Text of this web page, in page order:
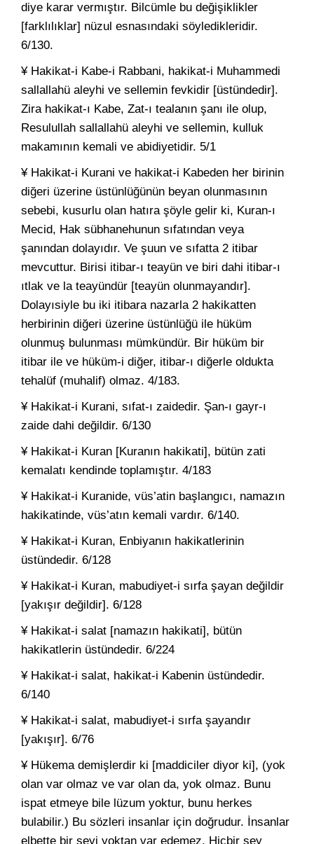
diye karar vermıştır. Bilcümle bu değişiklikler
[farklılıklar] nüzul esnasındaki söyledikleridir.
6/130.
¥ Hakikat-i Kabe-i Rabbani, hakikat-i Muhammedi
sallallahü aleyhi ve sellemin fevkidir [üstündedir].
Zira hakikat-ı Kabe, Zat-ı tealanın şanı ile olup,
Resulullah sallallahü aleyhi ve sellemin, kulluk
makamının kemali ve abidiyetidir. 5/1
¥ Hakikat-i Kurani ve hakikat-i Kabeden her birinin
diğeri üzerine üstünlüğünün beyan olunmasının
sebebi, kusurlu olan hatıra şöyle gelir ki, Kuran-ı
Mecid, Hak sübhanehunun sıfatından veya
şanından dolayıdır. Ve şuun ve sıfatta 2 itibar
mevcuttur. Birisi itibar-ı teayün ve biri dahi itibar-ı
ıtlak ve la teayündür [teayün olunmayandır].
Dolayısiyle bu iki itibara nazarla 2 hakikatten
herbirinin diğeri üzerine üstünlüğü ile hüküm
olunmuş bulunması mümkündür. Bir hüküm bir
itibar ile ve hüküm-i diğer, itibar-ı diğerle oldukta
tehalüf (muhalif) olmaz. 4/183.
¥ Hakikat-i Kurani, sıfat-ı zaidedir. Şan-ı gayr-ı
zaide dahi değildir. 6/130
¥ Hakikat-i Kuran [Kuranın hakikati], bütün zati
kemalatı kendinde toplamıştır. 4/183
¥ Hakikat-i Kuranide, vüs’atin başlangıcı, namazın
hakikatinde, vüs’atın kemali vardır. 6/140.
¥ Hakikat-i Kuran, Enbiyanın hakikatlerinin
üstündedir. 6/128
¥ Hakikat-i Kuran, mabudiyet-i sırfa şayan değildir
[yakışır değildir]. 6/128
¥ Hakikat-i salat [namazın hakikati], bütün
hakikatlerin üstündedir. 6/224
¥ Hakikat-i salat, hakikat-i Kabenin üstündedir.
6/140
¥ Hakikat-i salat, mabudiyet-i sırfa şayandır
[yakışır]. 6/76
¥ Hükema demişlerdir ki [maddiciler diyor ki], (yok
olan var olmaz ve var olan da, yok olmaz. Bunu
ispat etmeye bile lüzum yoktur, bunu herkes
bulabilir.) Bu sözleri insanlar için doğrudur. İnsanlar
elbette bir şeyi yoktan var edemez. Hiçbir şey